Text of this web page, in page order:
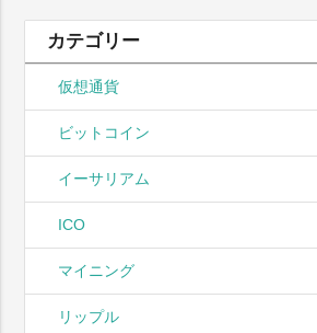
カテゴリー
仮想通貨
ビットコイン
イーサリアム
ICO
マイニング
リップル